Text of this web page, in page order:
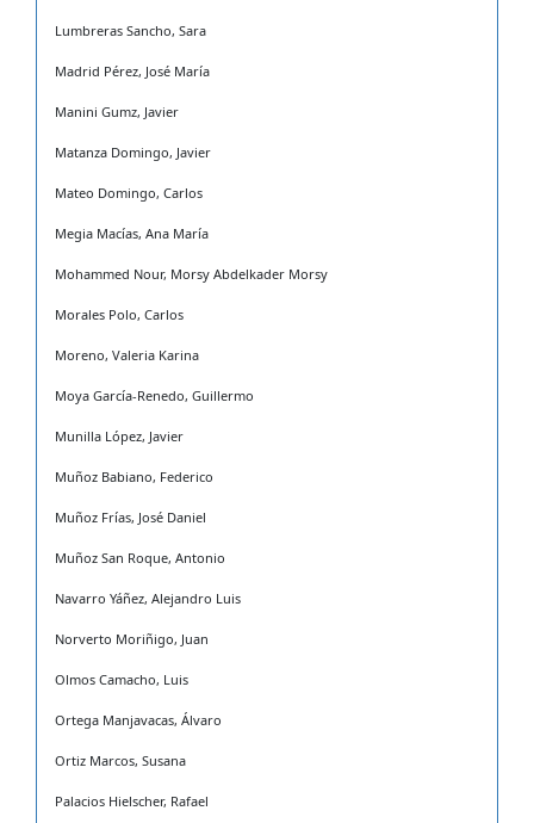
Lumbreras Sancho, Sara
Madrid Pérez, José María
Manini Gumz, Javier
Matanza Domingo, Javier
Mateo Domingo, Carlos
Megia Macías, Ana María
Mohammed Nour, Morsy Abdelkader Morsy
Morales Polo, Carlos
Moreno, Valeria Karina
Moya García-Renedo, Guillermo
Munilla López, Javier
Muñoz Babiano, Federico
Muñoz Frías, José Daniel
Muñoz San Roque, Antonio
Navarro Yáñez, Alejandro Luis
Norverto Moriñigo, Juan
Olmos Camacho, Luis
Ortega Manjavacas, Álvaro
Ortiz Marcos, Susana
Palacios Hielscher, Rafael